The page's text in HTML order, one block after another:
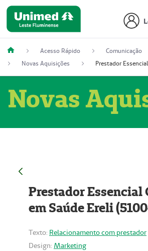
Acesso Rápido
Comunicação
Novas Aquisições
Novas
Prestador Essencial
em Saúde Ereli
Texto: Relacionamento com prestador
Design: Marketing